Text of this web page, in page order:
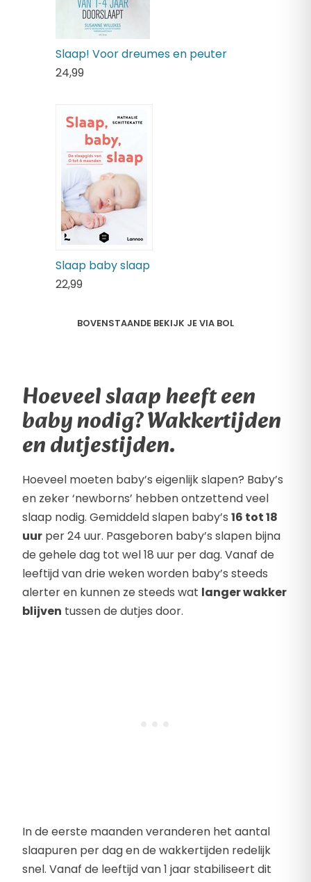
Slaap! Voor dreumes en peuter
24,99
Slaap baby slaap
22,99
BOVENSTAANDE BEKIJK JE VIA BOL
Hoeveel slaap heeft een
baby nodig? Wakkertijden
en dutjestijden.
Hoeveel moeten baby’s eigenlijk slapen? Baby’s
en zeker ‘newborns’ hebben ontzettend veel
slaap nodig. Gemiddeld slapen baby’s 16 tot 18
uur per 24 uur. Pasgeboren baby’s slapen bijna
de gehele dag tot wel 18 uur per dag. Vanaf de
leeftijd van drie weken worden baby’s steeds
alerter en kunnen ze steeds wat langer wakker
blijven tussen de dutjes door.
In de eerste maanden veranderen het aantal
slaapuren per dag en de wakkertijden redelijk
snel. Vanaf de leeftijd van 1 jaar stabiliseert dit